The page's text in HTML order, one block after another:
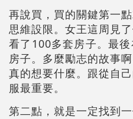
再說買，買的關鍵第一
思維設限。女王這周見
看了100多套房子。最
房子。多麼勵志的故事
真的想要什麼。跟從自
服最重要。
第二點，就是一定找到